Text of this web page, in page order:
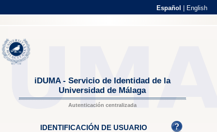
Español English
iDUMA - Servicio de Identidad de la
Universidad de Málaga
Autenticación centralizada
IDENTIFICACIÓN DE USUARIO